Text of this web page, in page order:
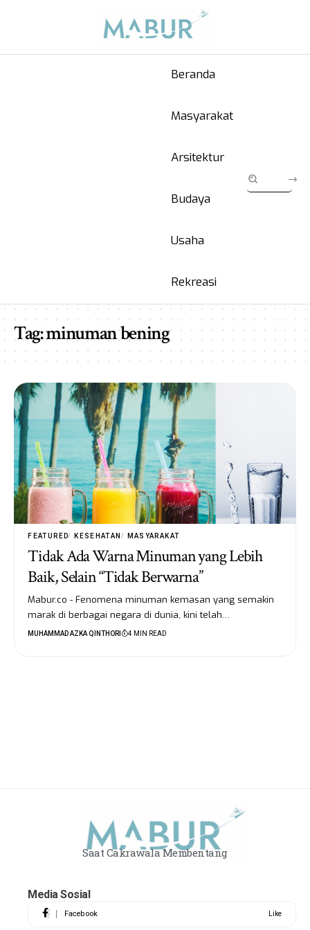
Beranda
Masyarakat
Arsitektur
Budaya
Usaha
Rekreasi
Tag:minuman bening
FEATURED KESEHATAN MASYARAKAT
Tidak Ada Warna Minuman yang Lebih
Baik, Selain “Tidak Berwarna”
Mabur.co - Fenomena minuman kemasan yang semakin
marak di berbagai negara di dunia, kini telah…
MUHAMMAD AZKA QINTHORI 4 MIN READ
Saat Cakrawala Membentang
Media Sosial
Facebook Like